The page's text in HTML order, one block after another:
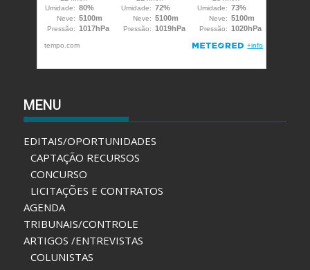
MENU
EDITAIS/OPORTUNIDADES
CAPTAÇÃO RECURSOS
CONCURSO
LICITAÇÕES E CONTRATOS
AGENDA
TRIBUNAIS/CONTROLE
ARTIGOS /ENTREVISTAS
COLUNISTAS